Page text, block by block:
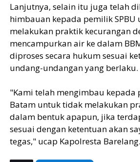
Lanjutnya, selain itu juga telah
himbauan kepada pemilik
melakukan praktik kecurangan
mencampurkan air ke dalam
diproses secara hukum sesuai
undang-undangan yang berlaku.
"Kami telah mengimbau kepada
Batam untuk tidak melakukan
dalam bentuk apapun, jika
sesuai dengan ketentuan akan
tegas," ucap Kapolresta